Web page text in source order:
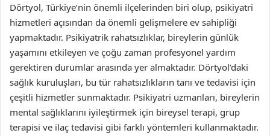
Dörtyol, Türkiye’nin önemli ilçelerinden biri olup, psikiyatri
hizmetleri açısından da önemli gelişmelere ev sahipliği
yapmaktadır. Psikiyatrik rahatsızlıklar, bireylerin günlük
yaşamını etkileyen ve çoğu zaman profesyonel yardım
gerektiren durumlar arasında yer almaktadır. Dörtyol’daki
sağlık kuruluşları, bu tür rahatsızlıkların tanı ve tedavisi için
çeşitli hizmetler sunmaktadır. Psikiyatri uzmanları, bireylerin
mental sağlıklarını iyileştirmek için bireysel terapi, grup
terapisi ve ilaç tedavisi gibi farklı yöntemleri kullanmaktadır.